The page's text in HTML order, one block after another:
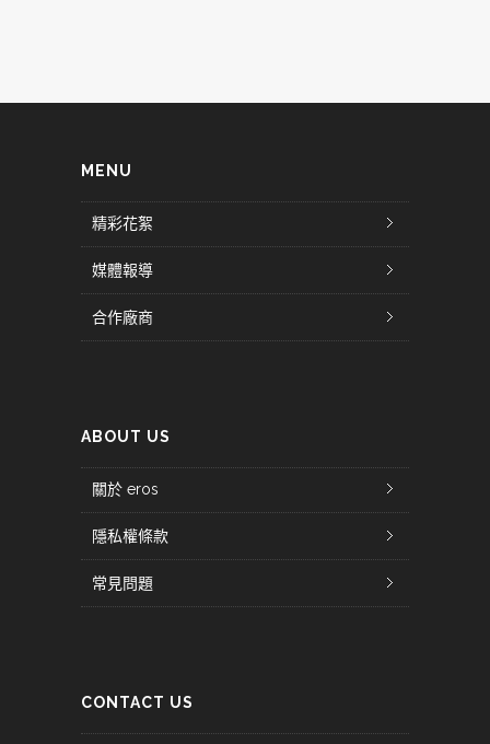
MENU
精彩花絮
媒體報導
合作廠商
ABOUT US
關於 eros
隱私權條款
常見問題
CONTACT US